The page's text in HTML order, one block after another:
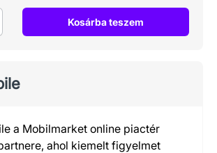
Kosárba teszem
a Mobilmarket online piactér
ahol kiemelt figyelmet